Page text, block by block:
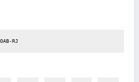
RJ